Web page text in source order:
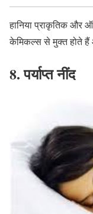
हानिया प्राकृतिक और
केमिकल्स से मुक्त होते हैं
8.पर्याप्तनींद